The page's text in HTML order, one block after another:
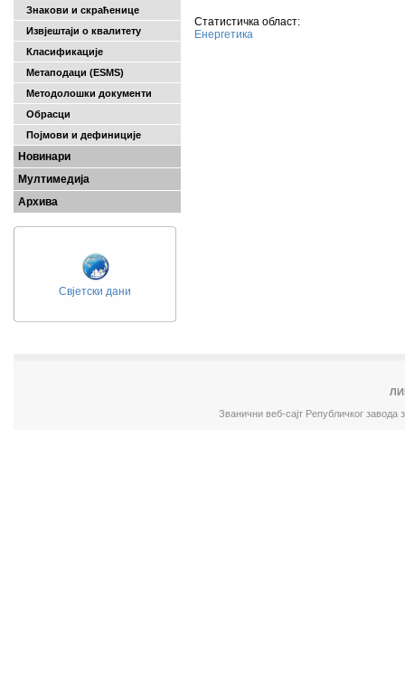
Знакови и скраћенице
Извјештаји о квалитету
Класификације
Метаподаци (ESMS)
Методолошки документи
Обрасци
Појмови и дефиниције
Новинари
Мултимедија
Архива
Свјетски дани
Статистичка област:
Енергетика
Званични веб-сајт Републичког